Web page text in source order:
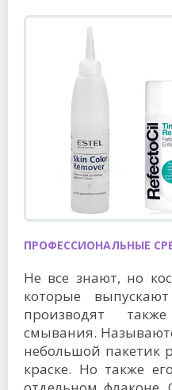
ПРОФЕССИОНАЛЬНЫЕ
Не все знают, но
которые
производят
смывания.
небольшой пакетик
краске. Но также